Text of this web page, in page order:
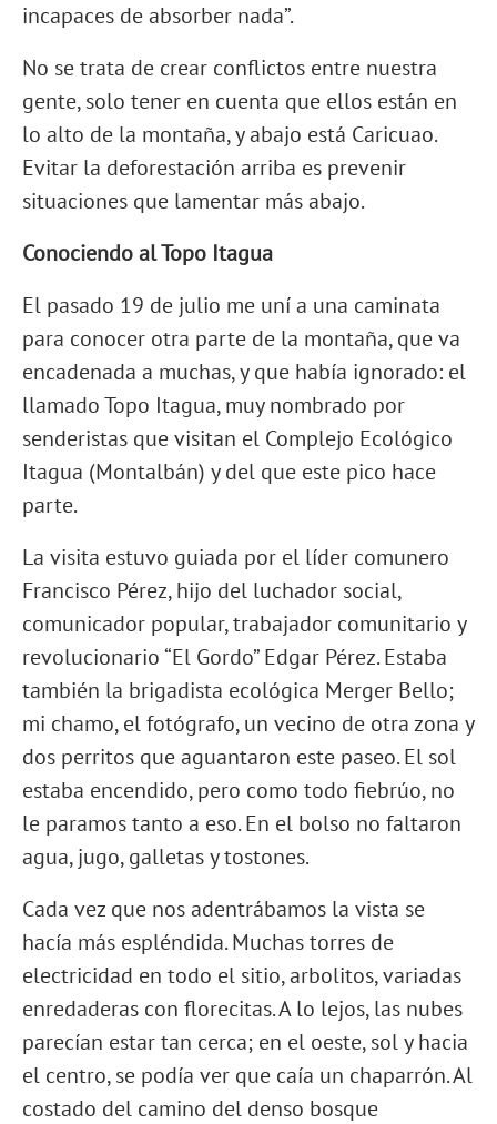
incapaces de absorber nada”.
No se trata de crear conflictos entre nuestra
gente, solo tener en cuenta que ellos están en
lo alto de la montaña, y abajo está Caricuao.
Evitar la deforestación arriba es prevenir
situaciones que lamentar más abajo.
Conociendo al Topo Itagua
El pasado 19 de julio me uní a una caminata
para conocer otra parte de la montaña, que va
encadenada a muchas, y que había ignorado: el
llamado Topo Itagua, muy nombrado por
senderistas que visitan el Complejo Ecológico
Itagua (Montalbán) y del que este pico hace
parte.
La visita estuvo guiada por el líder comunero
Francisco Pérez, hijo del luchador social,
comunicador popular, trabajador comunitario y
revolucionario “El Gordo” Edgar Pérez. Estaba
también la brigadista ecológica Merger Bello;
mi chamo, el fotógrafo, un vecino de otra zona y
dos perritos que aguantaron este paseo. El sol
estaba encendido, pero como todo fiebrúo, no
le paramos tanto a eso. En el bolso no faltaron
agua, jugo, galletas y tostones.
Cada vez que nos adentrábamos la vista se
hacía más espléndida. Muchas torres de
electricidad en todo el sitio, arbolitos, variadas
enredaderas con florecitas. A lo lejos, las nubes
parecían estar tan cerca; en el oeste, sol y hacia
el centro, se podía ver que caía un chaparrón. Al
costado del camino del denso bosque